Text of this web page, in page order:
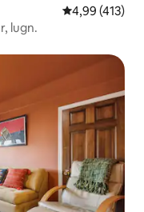
4,99 av 5 i
4,99 (413)
lugn.